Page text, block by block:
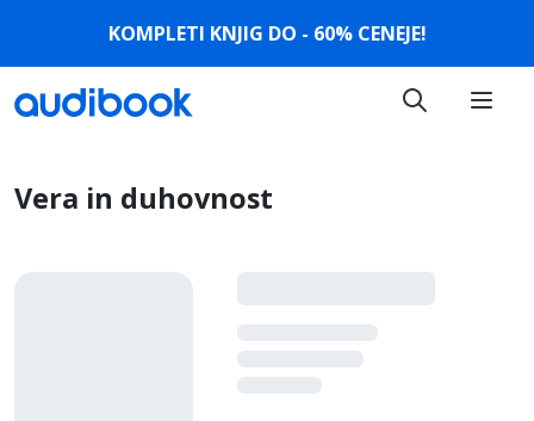
KOMPLETI KNJIG DO - 60% CENEJE!
Vera in duhovnost